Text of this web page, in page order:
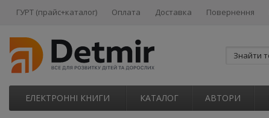
ГУРТ (прайс+каталог) Оплата Доставка Повернення
ЕЛЕКТРОННІ КНИГИ КАТАЛОГ АВТОРИ